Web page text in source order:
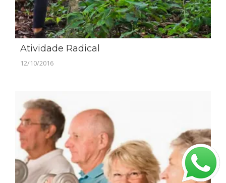
Atividade Radical
12/10/2016